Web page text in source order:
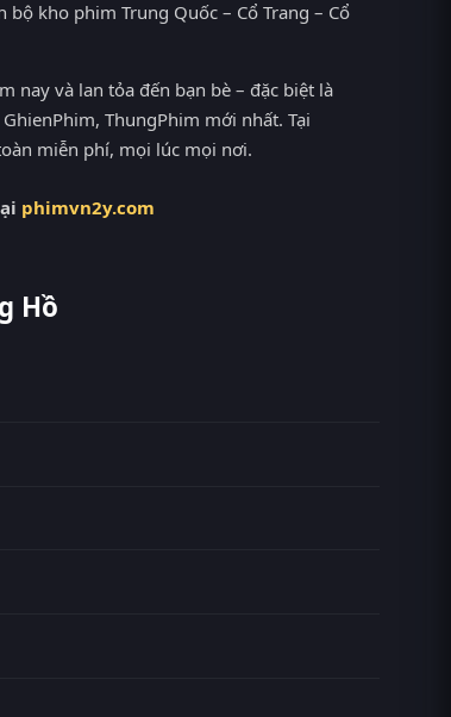
kho phim Trung Quốc – Cổ Trang – Cổ
nay và lan tỏa đến bạn bè – đặc biệt là
ThungPhim mới nhất. Tại
miễn phí, mọi lúc mọi nơi.
phimvn2y.com
Hồ
MotChill, GhienPhim, ThungPhim, Phim